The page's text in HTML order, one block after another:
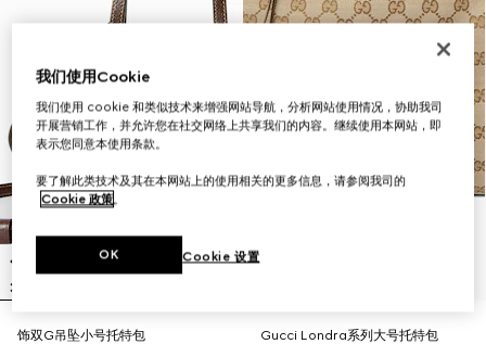
饰双G吊坠小号托特包
Gucci Londra系列大号托特包
我们使用Cookie
我们使用 cookie 和类似技术来增强网站导航，分析网站使用情况，协助我司
开展营销工作，并允许您在社交网络上共享我们的内容。继续使用本网站，即
表示您同意本使用条款。
要了解此类技术及其在本网站上的使用相关的更多信息，请参阅我司的
Cookie 政策。
Cookie 设置
OK